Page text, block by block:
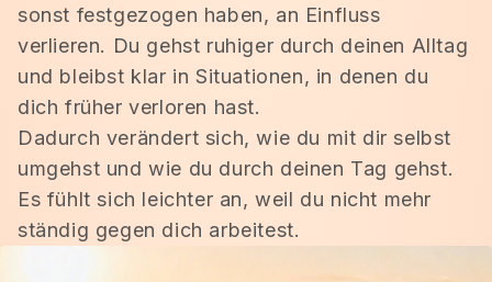
begeistert
sowas
kann.
Marie B.
sofort in Teile
meiner
Ausrichtung und
die bringen mich
wieder in meine
Ruhe und ich
schlafe weiter ich
spüre nach dieser
kurzen Zeit
Ich
sonst festgezogen haben, an Einfluss
verlieren. Du gehst ruhiger durch deinen Alltag
und bleibst klar in Situationen, in denen du
dich früher verloren hast.
Dadurch verändert sich, wie du mit dir selbst
umgehst und wie du durch deinen Tag gehst.
Es fühlt sich leichter an, weil du nicht mehr
ständig gegen dich arbeitest.